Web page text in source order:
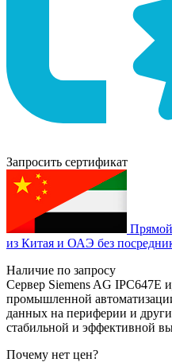
Запросить сертификат
из Китая и ОАЭ без
Наличие по запросу
Сервер Siemens AG IPC647E
промышленной
данных на периферии и
стабильной и эффективной
Почему нет цен?